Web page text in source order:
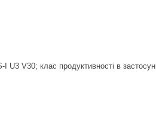
U3 V30; клас продуктивності в